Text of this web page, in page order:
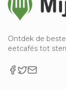
Ontdek de
eetcafés tot